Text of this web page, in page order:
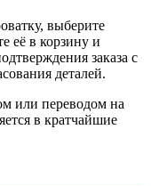
выберите
её в корзину и
заказа с
деталей.
или переводом на
в кратчайшие